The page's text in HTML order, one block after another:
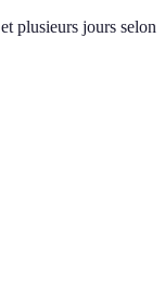
plusieurs jours selon